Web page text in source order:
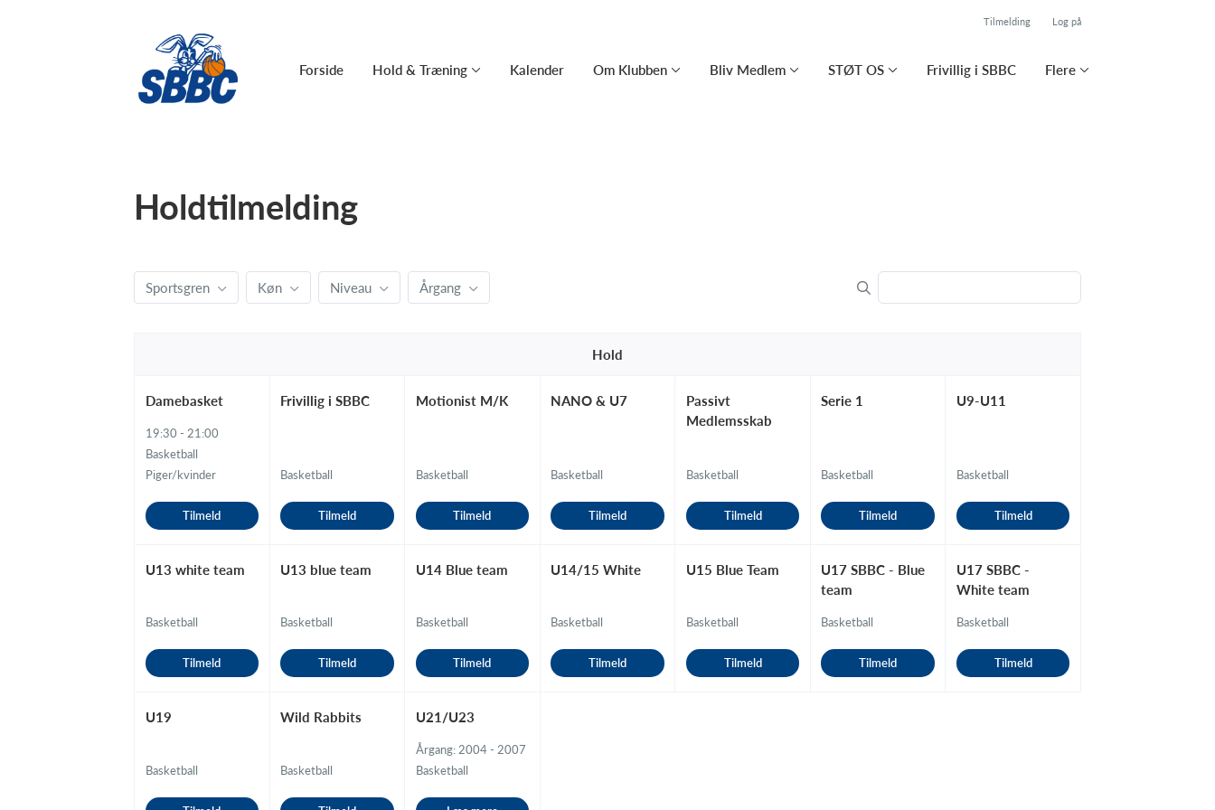
Tilmelding Log på
Forside Hold & Træning Kalender Om Klubben Bliv Medlem STØT OS Frivillig i SBBC Flere
Holdtilmelding
Sportsgren Køn Niveau Årgang
Hold
Damebasket
19:30 - 21:00
Basketball
Piger/kvinder
Tilmeld
Frivillig i SBBC
Basketball
Tilmeld
Motionist M/K
Basketball
Tilmeld
NANO & U7
Basketball
Tilmeld
Passivt
Medlemsskab
Basketball
Tilmeld
Serie 1
Basketball
Tilmeld
U9-U11
Basketball
Tilmeld
U13 white team
Basketball
Tilmeld
U13 blue team
Basketball
Tilmeld
U14 Blue team
Basketball
Tilmeld
U14/15 White
Basketball
Tilmeld
U15 Blue Team
Basketball
Tilmeld
U17 SBBC - Blue
team
Basketball
Tilmeld
U17 SBBC -
White team
Basketball
Tilmeld
U19
Basketball
Wild Rabbits
Basketball
U21/U23
Årgang: 2004 - 2007
Basketball